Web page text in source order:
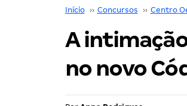
Início ›› Concursos ›› Centro
A
no novo